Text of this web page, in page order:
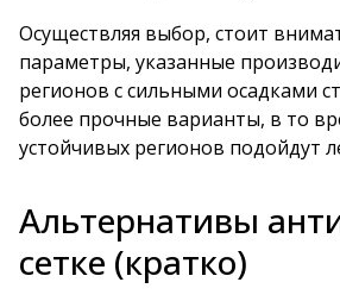
Осуществляя выбор, стоит
параметры, указанные
регионов с сильными осадками
более прочные варианты, в то
устойчивых регионов подойдут
Альтернативы
сетке (кратко)